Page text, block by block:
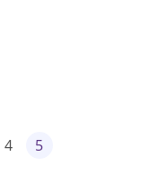
4 5